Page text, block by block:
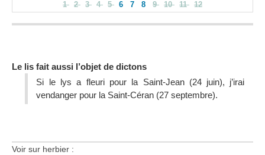
1 2 3 4 5 6 7 8 9 10 11 12
Le lis fait aussi l’objet de dictons
Si le lys a fleuri pour la Saint-Jean (24 juin), j’irai
vendanger pour la Saint-Céran (27 septembre).
Voir sur herbier :